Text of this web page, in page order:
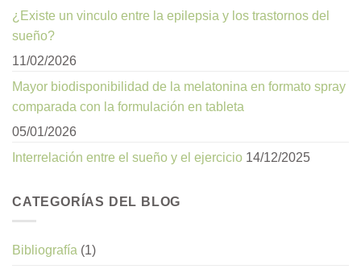
¿Existe un vinculo entre la epilepsia y los trastornos del
sueño?
11/02/2026
Mayor biodisponibilidad de la melatonina en formato spray
comparada con la formulación en tableta
05/01/2026
Interrelación entre el sueño y el ejercicio 14/12/2025
CATEGORÍAS DEL BLOG
Bibliografía (1)